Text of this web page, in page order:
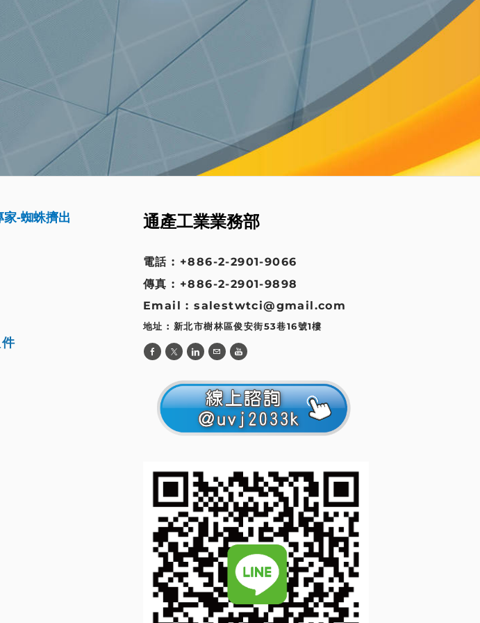
-蜘蛛擠出
件
通產工業業務部
電話 : +886-2-2901-9066
傳真 : +886-2-2901-9898
Email : salestwtci@gmail.com
地址 : 新北市樹林區俊安街53巷16號1樓